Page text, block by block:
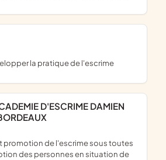
la pratique de l'escrime
D'ESCRIME DAMIEN
des personnes en situation de